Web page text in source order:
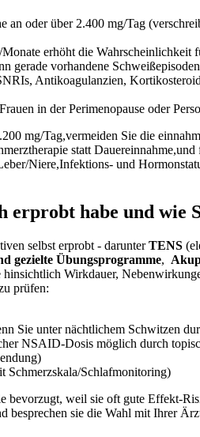
an oder über 2.400 mg/Tag
erhöht die⁤
gerade vorhandene
Antikoagulanzien,
in ‍der‍ Perimenopause ​oder
mg/Tag,vermeiden Sie die​
statt
Niere,Infektions- und
habe⁣ und wie
⁣selbst‍ erprobt ⁢- darunterTENS
gezielte Übungsprogramme, ​
Wirkdauer,‍
prüfen:
Sie unter ​nächtlichem Schwitzen
NSAID‑Dosis möglich‌ durch
Schmerzskala/Schlafmonitoring)
⁣bevorzugt, ⁢weil sie oft gute
besprechen sie die⁤ Wahl mit Ihrer